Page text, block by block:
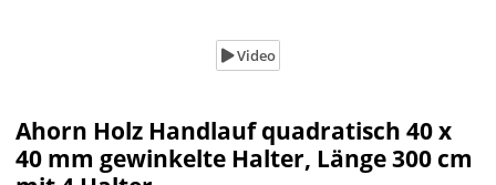
Video
Ahorn Holz Handlauf quadratisch 40 x
40 mm gewinkelte Halter, Länge 300 cm